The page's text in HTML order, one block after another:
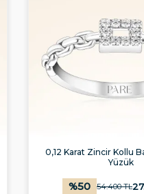
0,12 Karat Zincir Kollu
Yüzük
%50 54.400TL